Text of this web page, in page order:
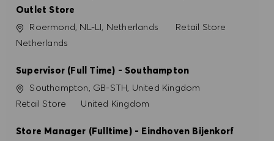
PREFERÊNCIAS DE COOKIES
Outlet Store
Localização
Roermond, NL-LI, Netherlands Categoria
Retail Store
Netherlands
Supervisor (Full Time) - Southampton
Localização
Southampton, GB-STH, United Kingdom
Categoria
Retail Store United Kingdom
Store Manager (Fulltime) - Eindhoven Bijenkorf